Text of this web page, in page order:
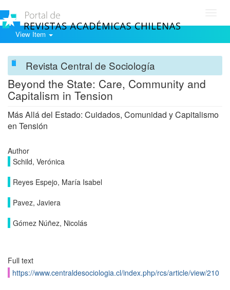
View Item
Revista Central de Sociología
Beyond the State: Care, Community and
Capitalism in Tension
Más Allá del Estado: Cuidados, Comunidad y Capitalismo
en Tensión
Author
Schild, Verónica
Reyes Espejo, María Isabel
Pavez, Javiera
Gómez Núñez, Nicolás
Full text
https://www.centraldesociologia.cl/index.php/rcs/article/view/210